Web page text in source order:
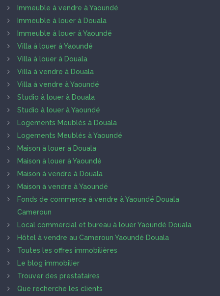
Immeuble à vendre à Yaoundé
Immeuble à louer à Douala
Immeuble à louer à Yaoundé
Villa à louer à Yaoundé
Villa à louer à Douala
Villa à vendre à Douala
Villa à vendre à Yaoundé
Studio à louer à Douala
Studio à louer à Yaoundé
Logements Meublés à Douala
Logements Meublés à Yaoundé
Maison à louer à Douala
Maison à louer à Yaoundé
Maison à vendre à Douala
Maison à vendre à Yaoundé
Fonds de commerce à vendre à Yaoundé Douala
Cameroun
Local commercial et bureau à louer Yaoundé Douala
Hôtel à vendre au Cameroun Yaoundé Douala
Toutes les offres immobilières
Le blog immobilier
Trouver des prestataires
Que recherche les clients